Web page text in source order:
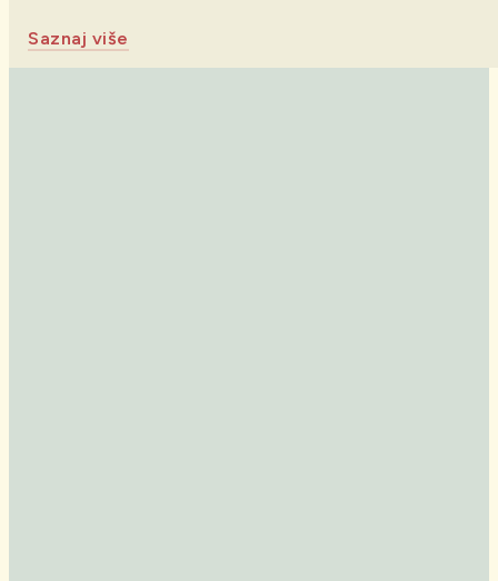
Saznaj više